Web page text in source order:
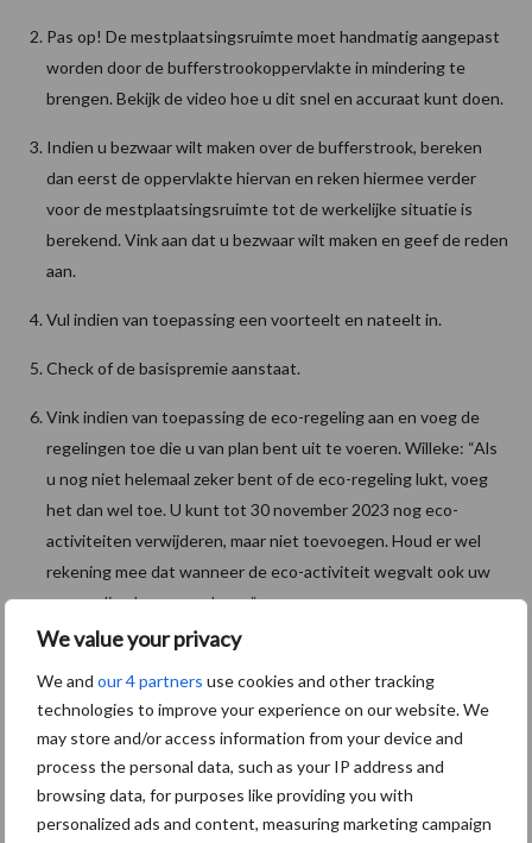
We value your privacy
We and our 4 partners use cookies and other tracking
technologies to improve your experience on our website. We
may store and/or access information from your device and
process the personal data, such as your IP address and
browsing data, for purposes like providing you with
personalized ads and content, measuring marketing campaign
Pas op! De mestplaatsingsruimte moet handmatig aangepast
worden door de bufferstrookoppervlakte in mindering te
brengen. Bekijk de video hoe u dit snel en accuraat kunt doen.
Indien u bezwaar wilt maken over de bufferstrook, bereken
dan eerst de oppervlakte hiervan en reken hiermee verder
voor de mestplaatsingsruimte tot de werkelijke situatie is
berekend. Vink aan dat u bezwaar wilt maken en geef de reden
aan.
Vul indien van toepassing een voorteelt en nateelt in.
Check of de basispremie aanstaat.
Vink indien van toepassing de eco-regeling aan en voeg de
regelingen toe die u van plan bent uit te voeren. Willeke: “Als
u nog niet helemaal zeker bent of de eco-regeling lukt, voeg
het dan wel toe. U kunt tot 30 november 2023 nog eco-
activiteiten verwijderen, maar niet toevoegen. Houd er wel
rekening mee dat wanneer de eco-activiteit wegvalt ook uw
vergoeding kan veranderen.”
Heeft u bodemmonsters zet dan fosfaatdifferentiatie aan en
voeg de gegevens toe.
DLV Advies
Aanbevolen voor jou! gecombineerde
opgave